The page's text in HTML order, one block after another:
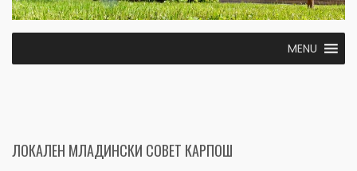
MENU
ЛОКАЛЕН МЛАДИНСКИ СОВЕТ КАРПОШ